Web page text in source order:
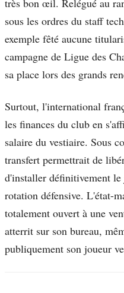
très bon œil. Relégué au
sous les ordres du staff
exemple fêté aucune
campagne de Ligue des
sa place lors des grands
Surtout, l'international
les finances du club en
salaire du vestiaire. Sous
transfert permettrait de
d'installer définitivement
rotation défensive. L'état-
totalement ouvert à une
atterrit sur son bureau,
publiquement son joueur